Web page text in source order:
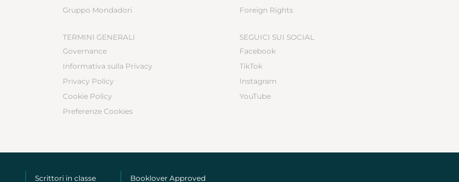
Gruppo Mondadori
TERMINI GENERALI
Governance
Informativa sulla Privacy
Privacy Policy
Cookie Policy
Preferenze Cookies
Foreign Rights
SEGUICI SUI SOCIAL
Facebook
TikTok
Instagram
YouTube
Scrittori in classe Booklover Approved